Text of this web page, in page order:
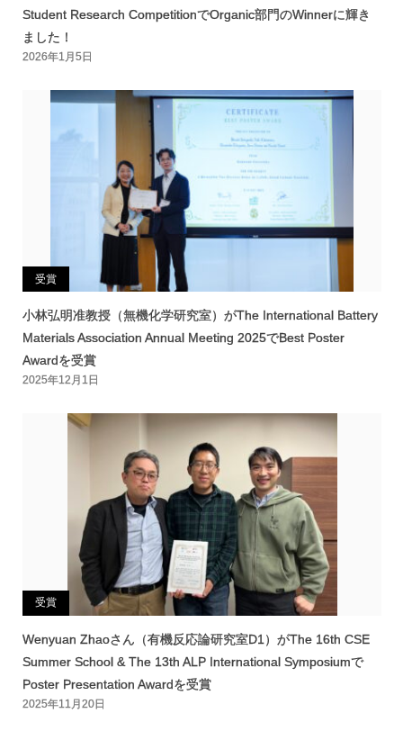
Student Research CompetitionでOrganic部門のWinnerに輝き
ました！
2026年1月5日
受賞
小林弘明准教授（無機化学研究室）がThe International Battery
Materials Association Annual Meeting 2025でBest Poster
Awardを受賞
2025年12月1日
受賞
Wenyuan Zhaoさん（有機反応論研究室D1）がThe 16th CSE
Summer School & The 13th ALP International Symposiumで
Poster Presentation Awardを受賞
2025年11月20日